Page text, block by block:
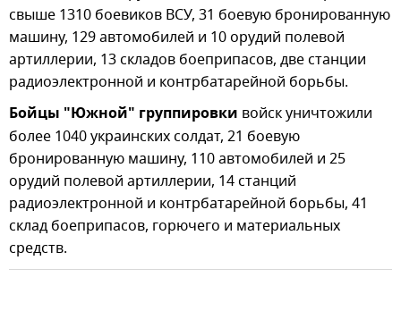
свыше 1310 боевиков ВСУ, 31 боевую бронированную
машину, 129 автомобилей и 10 орудий полевой
артиллерии, 13 складов боеприпасов, две станции
радиоэлектронной и контрбатарейной борьбы.
Бойцы "Южной" группировки войск уничтожили
более 1040 украинских солдат, 21 боевую
бронированную машину, 110 автомобилей и 25
орудий полевой артиллерии, 14 станций
радиоэлектронной и контрбатарейной борьбы, 41
склад боеприпасов, горючего и материальных
средств.